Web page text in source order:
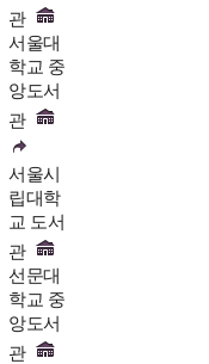
관
서울대
학교 중
앙도서
관
서울시
립대학
교 도서
관
선문대
학교 중
앙도서
관